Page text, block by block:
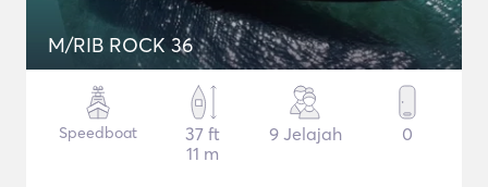
M/RIB ROCK 36
Speedboat
37 ft
11 m
9 Jelajah 0